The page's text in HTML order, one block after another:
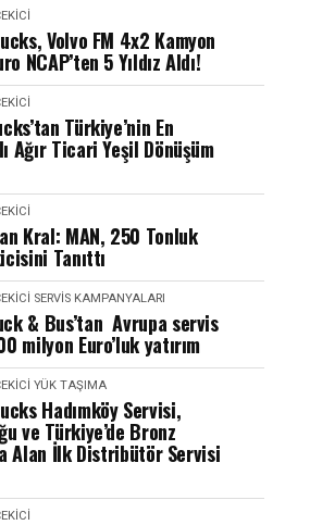
Volvo FM 4x2 Kamyon
NCAP’ten 5 Yıldız Aldı!
Türkiye’nin En
Ağır Ticari Yeşil Dönüşüm
Kral: MAN, 250 Tonluk
Tanıttı
SERVIS KAMPANYALARI
& Bus’tan Avrupa servis
milyon Euro’luk yatırım
YÜK TAŞIMA
Hadımköy Servisi,
ve Türkiye’de Bronz
Alan İlk Distribütör Servisi